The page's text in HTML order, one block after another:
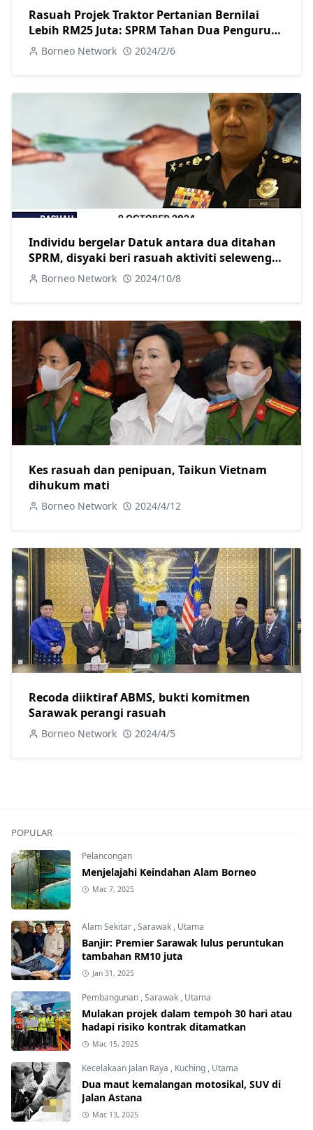
Rasuah Projek Traktor Pertanian Bernilai
Lebih RM25 Juta: SPRM Tahan Dua Pengurus
Besar dan Reman Seorang Pengarah Urusan
Borneo Network 2024/2/6
Individu bergelar Datuk antara dua ditahan
SPRM, disyaki beri rasuah aktiviti seleweng
diesel di Sibu
Borneo Network 2024/10/8
Kes rasuah dan penipuan, Taikun Vietnam
dihukum mati
Borneo Network 2024/4/12
Recoda diiktiraf ABMS, bukti komitmen
Sarawak perangi rasuah
Borneo Network 2024/4/5
POPULAR
Pelancongan
Menjelajahi Keindahan Alam Borneo
Mac 7, 2025
Alam Sekitar ,Sarawak , Utama
Banjir: Premier Sarawak lulus peruntukan
tambahan RM10 juta
Jan 31, 2025
Pembangunan ,Sarawak , Utama
Mulakan projek dalam tempoh 30 hari atau
hadapi risiko kontrak ditamatkan
Mac 15, 2025
Kecelakaan Jalan Raya , Kuching , Utama
Dua maut kemalangan motosikal, SUV di
Jalan Astana
Mac 13, 2025